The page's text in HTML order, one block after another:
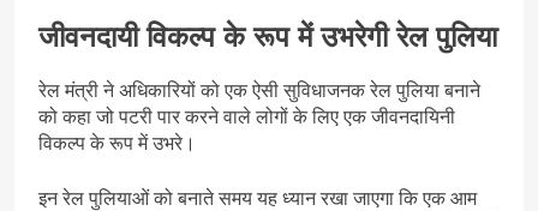
जीवनदायी विकल्प के रूप में उभरेगी रेल पुलिया
रेल मंत्री ने अधिकारियों को एक ऐसी सुविधाजनक रेल पुलिया बनाने
को कहा जो पटरी पार करने वाले लोगों के लिए एक जीवनदायिनी
विकल्प के रूप में उभरे।
इन रेल पुलियाओं को बनाते समय यह ध्यान रखा जाएगा कि एक आम